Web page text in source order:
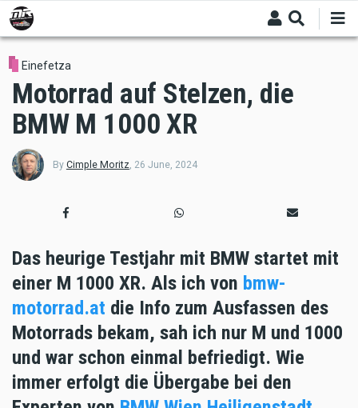
Skip
to
main
content
Einefetza
Motorrad auf Stelzen, die
BMW M 1000 XR
By Cimple Moritz 26 June, 2024
Das heurige Testjahr mit BMW startet mit
einer M 1000 XR. Als ich von bmw-
motorrad.at die Info zum Ausfassen des
Motorrads bekam, sah ich nur M und 1000
und war schon einmal befriedigt. Wie
immer erfolgt die Übergabe bei den